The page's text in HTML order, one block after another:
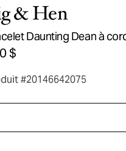
& Hen
Daunting Dean à
$
#20146642075